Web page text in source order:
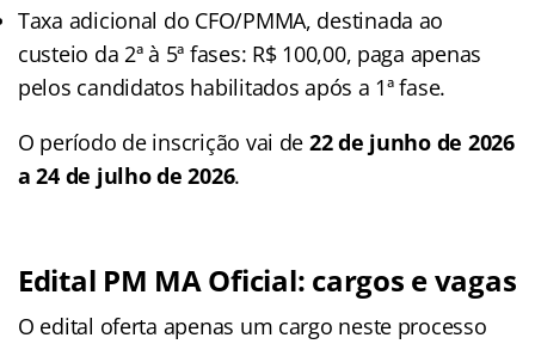
Taxa adicional do CFO/PMMA, destinada ao
custeio da 2ª à 5ª fases: R$ 100,00, paga apenas
pelos candidatos habilitados após a 1ª fase.
O período de inscrição vai de 22 de junho de 2026
a 24 de julho de 2026.
Edital PM MA Oficial: cargos e vagas
O edital oferta apenas um cargo neste processo